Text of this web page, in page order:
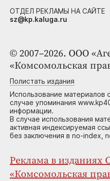
© 2007–2026. ООО
«Комсомольская
Полистать издания
Использование материалов
случае упоминания
информации.
В случае использования
активная индексируемая
без заключения в no-index,
Реклама в изданиях
«Комсомольская
ОТДЕЛ РЕКЛАМЫ НА САЙТЕ
sz@kp.kaluga.ru